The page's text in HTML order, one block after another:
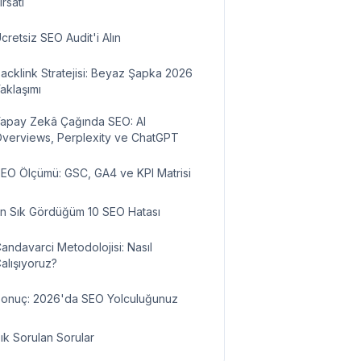
SEO Audit'i Alın
Stratejisi: Beyaz Şapka 2026
Zekâ Çağında SEO: AI
Perplexity ve ChatGPT
Ölçümü: GSC, GA4 ve KPI Matrisi
Sık Gördüğüm 10 SEO Hatası
Metodolojisi: Nasıl
2026'da SEO Yolculuğunuz
Sorulan Sorular